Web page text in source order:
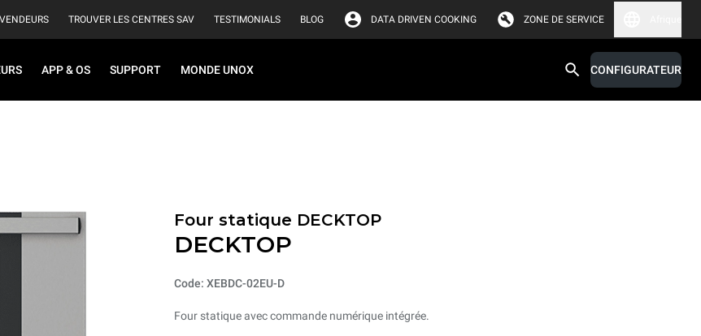
TROUVER LES CENTRES SAV TESTIMONIALS BLOG DATA DRIVEN COOKING ZONE DE SERVICE
APP & OS SUPPORT MONDE UNOX CONFIGURATEUR
Four statique DECKTOP
DECKTOP
Code: XEBDC-02EU-D
Four statique avec commande numérique intégrée.